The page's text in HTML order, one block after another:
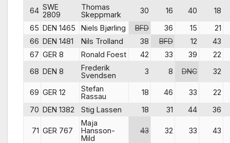
64 SWE
2809
Thomas
Skeppmark
30 16 40
18
65 DEN 1465 Niels Bjørling BFD 36 15
21
66 DEN 1481 Nils Trolland 38 BFD 12
43
67 GER 8 Ronald Foest 42 33 39
22
68 DEN 8
Frederik
Svendsen
3 8 DNC 32
69 GER 12
Stefan
Rassau
18 46 33
22
70 DEN 1382 Stig Lassen 18 31 44 36
71 GER 767
Maja
Hansson-
Mild
43 32 33 43